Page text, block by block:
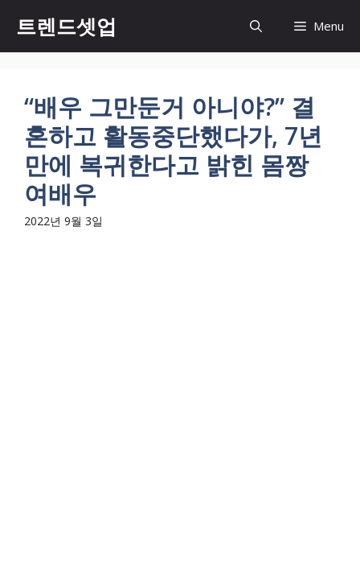
츠
트렌드셋업 Menu
“배우 그만둔거 아니야?” 결
혼하고 활동중단했다가, 7년
만에 복귀한다고 밝힌 몸짱
여배우
2022년 9월 3일